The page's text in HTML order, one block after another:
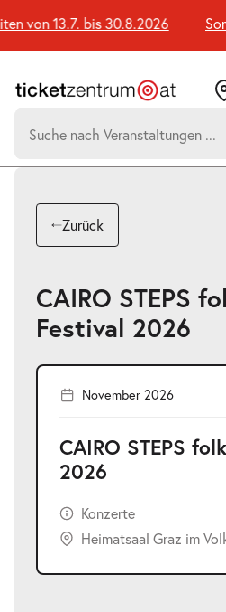
Seiteninhalt
springen
von 13.7. bis 30.8.2026
nach:
Suchtreffer:
Zurück
CAIRO STEPS
Festival 2026
November 2026
CAIRO STEPS
2026
Konzerte
Heimatsaal Graz im